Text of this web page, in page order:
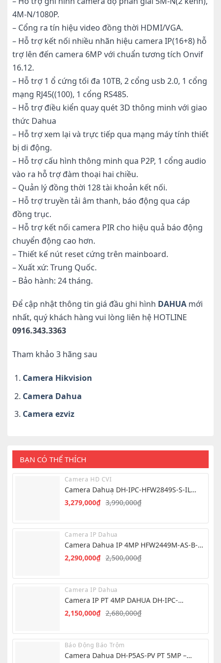
4M-N/1080P.
– Cổng ra tín hiệu video đồng thời HDMI/VGA.
– Hỗ trợ kết nối nhiều nhãn hiệu camera IP(16+8) hỗ
trợ lên đến camera 6MP với chuẩn tương tích Onvif
16.12.
– Hỗ trợ 1 ổ cứng tối đa 10TB, 2 cổng usb 2.0, 1 cổng
mạng RJ45((100), 1 cổng RS485.
– Hỗ trợ điều kiển quay quét 3D thông minh với giao
thức Dahua
– Hỗ trợ xem lại và trực tiếp qua mạng máy tính thiết
bị di động.
– Hỗ trợ cấu hình thông minh qua P2P, 1 cổng audio
vào ra hỗ trợ đàm thoại hai chiều.
– Quản lý đồng thời 128 tài khoản kết nối.
– Hỗ trợ truyền tải âm thanh, báo động qua cáp
đồng trục.
– Hỗ trợ kết nối camera PIR cho hiệu quả báo động
chuyển động cao hơn.
– Thiết kế nút reset cứng trên mainboard.
– Xuất xứ: Trung Quốc.
– Bảo hành: 24 tháng.
Để cập nhật thông tin giá đầu ghi hình DAHUAmới
nhất, quý khách hàng vui lòng liên hệ HOTLINE
0916.343.3363
Tham khảo 3 hãng sau
Camera Hikvision
Camera Dahua
Camera ezviz
BẠN CÓ THỂ THÍCH
Camera HD CVI
Camera Dahua DH-IPC-HFW2849S-S-IL
8.0MP – Hình Ảnh 4K Siêu Nét
3,990,000₫
Giá
là:
3,990,000₫.
3,279,000₫
Giá
tại
là:
3,279,000₫.
Camera IP Dahua
Camera Dahua IP 4MP HFW2449M-AS-B-
PRO
2,500,000₫
Giá
là:
2,500,000₫.
2,290,000₫
Giá
tại
là:
2,290,000₫.
Camera IP Dahua
Camera IP PT 4MP DAHUA DH-IPC-
PT2449C1-S-PV-PRO – QUAY QUÉT THÔNG
MINH
2,680,000₫
Giá
là:
2,680,000₫.
2,150,000₫
Giá
tại
là:
Báo Động Báo Trộm
Camera Dahua DH-P5AS-PV PT 5MP –